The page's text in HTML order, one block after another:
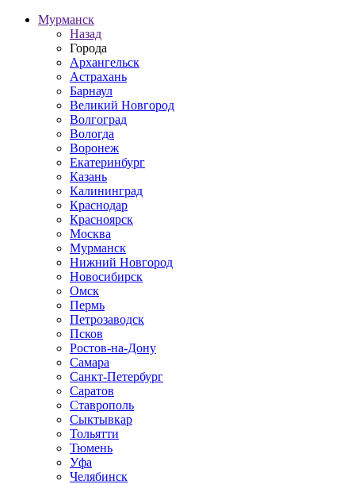
Мурманск
Назад
Города
Архангельск
Астрахань
Барнаул
Великий Новгород
Волгоград
Вологда
Воронеж
Екатеринбург
Казань
Калининград
Краснодар
Красноярск
Москва
Мурманск
Нижний Новгород
Новосибирск
Омск
Пермь
Петрозаводск
Псков
Ростов-на-Дону
Самара
Санкт-Петербург
Саратов
Ставрополь
Сыктывкар
Тольятти
Тюмень
Уфа
Челябинск